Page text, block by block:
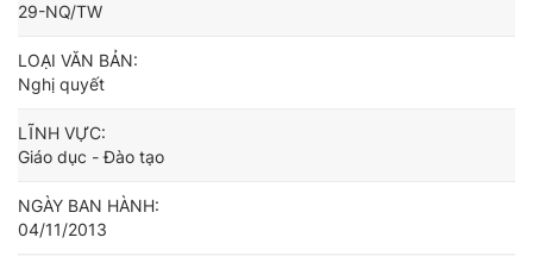
29-NQ/TW
LOẠI VĂN BẢN:
Nghị quyết
LĨNH VỰC:
Giáo dục - Đào tạo
NGÀY BAN HÀNH:
04/11/2013